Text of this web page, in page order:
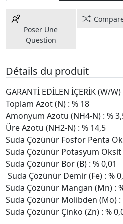
Poser Une
Question
Détails du produit
GARANTİ EDİLEN İÇERİK (W/W)
Toplam Azot (N) : % 18
Amonyum Azotu (NH4-N) : %
Üre Azotu (NH2-N) : % 14,5
Suda Çözünür Fosfor Penta
Suda Çözünür Potasyum Oksit
Suda Çözünür Bor (B) : % 0,01
Suda Çözünür Demir (Fe) : %
Suda Çözünür Mangan (Mn) :
Suda Çözünür Molibden (Mo) :
Suda Çözünür Çinko (Zn) : %